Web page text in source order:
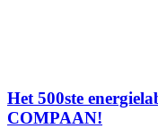
Het 500ste
COMPAAN!